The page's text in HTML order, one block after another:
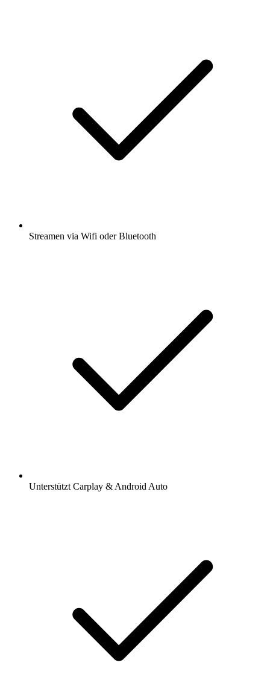
Streamen via Wifi oder Bluetooth
Unterstützt Carplay & Android Auto